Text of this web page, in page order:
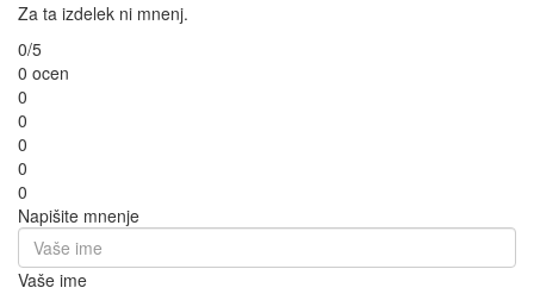
Za ta izdelek ni mnenj.
0/5
0 ocen
0
0
0
0
0
Napišite mnenje
Vaše ime